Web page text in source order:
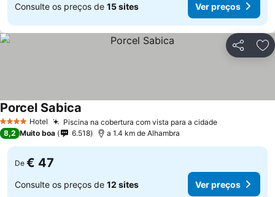
Consulte os preços de 15 sites Ver preços
Partilhar
4 EstrelasHotel Piscina na cobertura com vista para a cidade
Porcel Sabica
8,2 Muito boa 6.518 a 1.4 km de Alhambra
De € 47
Consulte os preços de 12 sites Ver preços